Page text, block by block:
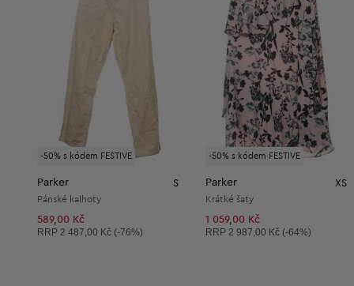
-50% s kódem FESTIVE
Parker S
Pánské kalhoty
589,00 Kč
Doporučená cena:
RRP 2 487,00 Kč (-76%)
-50% s kódem FESTIVE
Parker XS
Krátké šaty
1 059,00 Kč
Doporučená cena:
RRP2 987,00 Kč (-64%)